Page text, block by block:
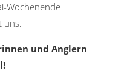
Wochenende
uns.
und Anglern